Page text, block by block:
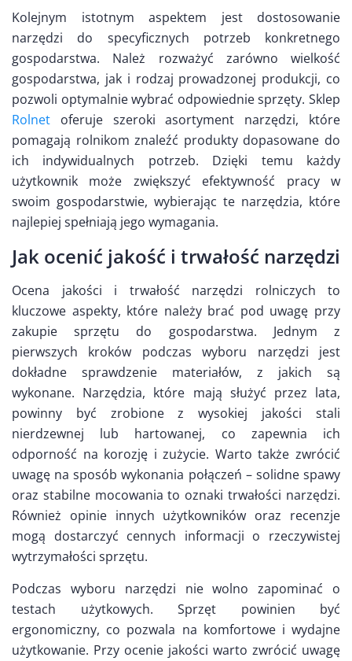
Kolejnym istotnym aspektem jest dostosowanie
narzędzi do specyficznych potrzeb konkretnego
gospodarstwa. Należ rozważyć zarówno wielkość
gospodarstwa, jak i rodzaj prowadzonej produkcji, co
pozwoli optymalnie wybrać odpowiednie sprzęty. Sklep
Rolnet oferuje szeroki asortyment narzędzi, które
pomagają rolnikom znaleźć produkty dopasowane do
ich indywidualnych potrzeb. Dzięki temu każdy
użytkownik może zwiększyć efektywność pracy w
swoim gospodarstwie, wybierając te narzędzia, które
najlepiej spełniają jego wymagania.
Jak ocenić jakość i trwałość narzędzi
Ocena jakości i trwałość narzędzi rolniczych to
kluczowe aspekty, które należy brać pod uwagę przy
zakupie sprzętu do gospodarstwa. Jednym z
pierwszych kroków podczas wyboru narzędzi jest
dokładne sprawdzenie materiałów, z jakich są
wykonane. Narzędzia, które mają służyć przez lata,
powinny być zrobione z wysokiej jakości stali
nierdzewnej lub hartowanej, co zapewnia ich
odporność na korozję i zużycie. Warto także zwrócić
uwagę na sposób wykonania połączeń – solidne spawy
oraz stabilne mocowania to oznaki trwałości narzędzi.
Również opinie innych użytkowników oraz recenzje
mogą dostarczyć cennych informacji o rzeczywistej
wytrzymałości sprzętu.
Podczas wyboru narzędzi nie wolno zapominać o
testach użytkowych. Sprzęt powinien być
ergonomiczny, co pozwala na komfortowe i wydajne
użytkowanie. Przy ocenie jakości warto zwrócić uwagę